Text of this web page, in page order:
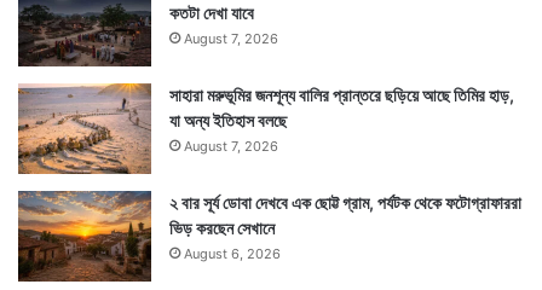
কতটা দেখা যাবে
August 7, 2026
সাহারা মরুভূমির জনশূন্য বালির প্রান্তরে ছড়িয়ে আছে তিমির হাড়,
যা অন্য ইতিহাস বলছে
August 7, 2026
২ বার সূর্য ডোবা দেখবে এক ছোট্ট গ্রাম, পর্যটক থেকে ফটোগ্রাফাররা
ভিড় করছেন সেখানে
August 6, 2026